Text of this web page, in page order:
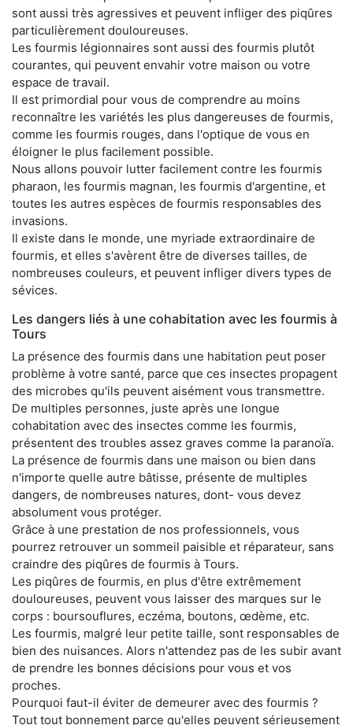
sont aussi très agressives et peuvent infliger des piqûres
particulièrement douloureuses.
Les fourmis légionnaires sont aussi des fourmis plutôt
courantes, qui peuvent envahir votre maison ou votre
espace de travail.
Il est primordial pour vous de comprendre au moins
reconnaître les variétés les plus dangereuses de fourmis,
comme les fourmis rouges, dans l'optique de vous en
éloigner le plus facilement possible.
Nous allons pouvoir lutter facilement contre les fourmis
pharaon, les fourmis magnan, les fourmis d'argentine, et
toutes les autres espèces de fourmis responsables des
invasions.
Il existe dans le monde, une myriade extraordinaire de
fourmis, et elles s'avèrent être de diverses tailles, de
nombreuses couleurs, et peuvent infliger divers types de
sévices.
Les dangers liés à une cohabitation avec les fourmis à
Tours
La présence des fourmis dans une habitation peut poser
problème à votre santé, parce que ces insectes propagent
des microbes qu'ils peuvent aisément vous transmettre.
De multiples personnes, juste après une longue
cohabitation avec des insectes comme les fourmis,
présentent des troubles assez graves comme la paranoïa.
La présence de fourmis dans une maison ou bien dans
n'importe quelle autre bâtisse, présente de multiples
dangers, de nombreuses natures, dont- vous devez
absolument vous protéger.
Grâce à une prestation de nos professionnels, vous
pourrez retrouver un sommeil paisible et réparateur, sans
craindre des piqûres de fourmis à Tours.
Les piqûres de fourmis, en plus d'être extrêmement
douloureuses, peuvent vous laisser des marques sur le
corps : boursouflures, eczéma, boutons, œdème, etc.
Les fourmis, malgré leur petite taille, sont responsables de
bien des nuisances. Alors n'attendez pas de les subir avant
de prendre les bonnes décisions pour vous et vos
proches.
Pourquoi faut-il éviter de demeurer avec des fourmis ?
Tout tout bonnement parce qu'elles peuvent sérieusement